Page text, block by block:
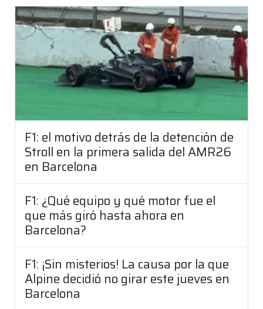
F1: el motivo detrás de la detención de
Stroll en la primera salida del AMR26
en Barcelona
F1: ¿Qué equipo y qué motor fue el
que más giró hasta ahora en
Barcelona?
F1: ¡Sin misterios! La causa por la que
Alpine decidió no girar este jueves en
Barcelona